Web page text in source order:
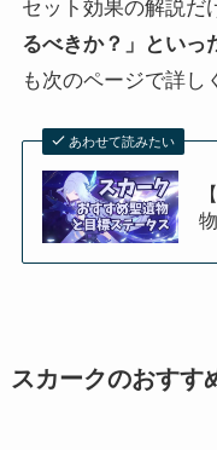
セット効果の解説だ
るべきか？」といっ
も次のページで詳し
あわせて読みたい
スカークのおすす